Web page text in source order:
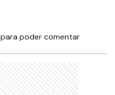
para poder comentar